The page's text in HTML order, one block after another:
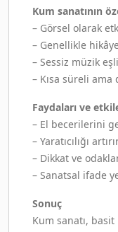
Kum sanatının
– Görsel olarak
– Genellikle
– Sessiz müzik
– Kısa süreli
Faydaları ve
– El becerilerini
– Yaratıcılığı
– Dikkat ve
– Sanatsal ifade
Sonuç
Kum sanatı,